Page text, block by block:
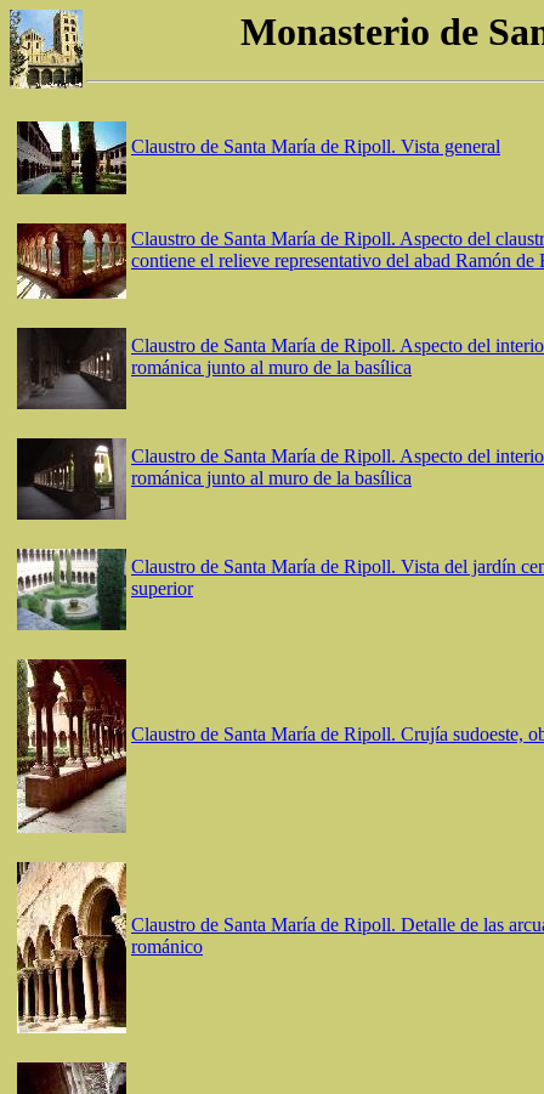
Monasterio de
Claustro de Santa María de Ripoll. Vista general
Claustro de Santa María de Ripoll. Aspecto del
contiene el relieve representativo del abad Ramón de
Claustro de Santa María de Ripoll. Aspecto del
románica junto al muro de la basílica
Claustro de Santa María de Ripoll. Aspecto del
románica junto al muro de la basílica
Claustro de Santa María de Ripoll. Vista del jardín
superior
Claustro de Santa María de Ripoll. Crujía sudoeste,
Claustro de Santa María de Ripoll. Detalle de las
románico